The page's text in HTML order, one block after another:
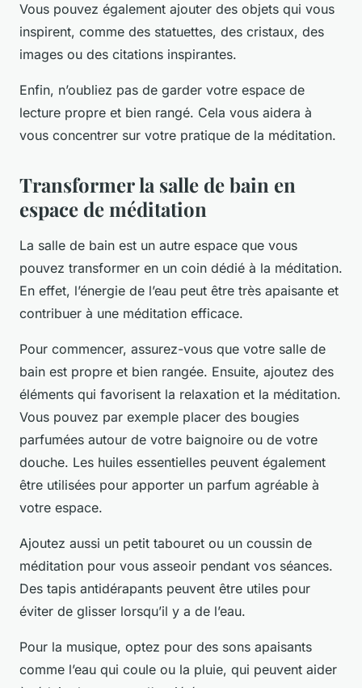
Vous pouvez également ajouter des objets qui vous
inspirent, comme des statuettes, des cristaux, des
images ou des citations inspirantes.
Enfin, n’oubliez pas de garder votre espace de
lecture propre et bien rangé. Cela vous aidera à
vous concentrer sur votre pratique de la méditation.
Transformer la salle de bain en
espace de méditation
La salle de bain est un autre espace que vous
pouvez transformer en un coin dédié à la méditation.
En effet, l’énergie de l’eau peut être très apaisante et
contribuer à une méditation efficace.
Pour commencer, assurez-vous que votre salle de
bain est propre et bien rangée. Ensuite, ajoutez des
éléments qui favorisent la relaxation et la méditation.
Vous pouvez par exemple placer des bougies
parfumées autour de votre baignoire ou de votre
douche. Les huiles essentielles peuvent également
être utilisées pour apporter un parfum agréable à
votre espace.
Ajoutez aussi un petit tabouret ou un coussin de
méditation pour vous asseoir pendant vos séances.
Des tapis antidérapants peuvent être utiles pour
éviter de glisser lorsqu’il y a de l’eau.
Pour la musique, optez pour des sons apaisants
comme l’eau qui coule ou la pluie, qui peuvent aider